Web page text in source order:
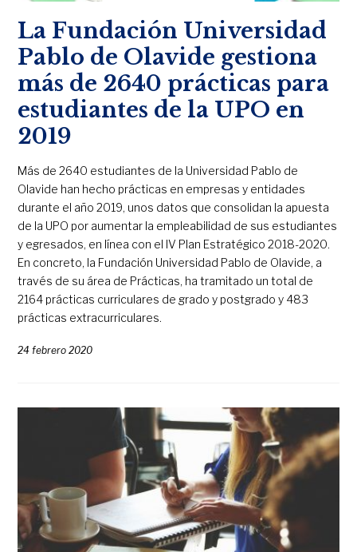
La Fundación Universidad
Pablo de Olavide gestiona
más de 2640 prácticas para
estudiantes de la UPO en
2019
Más de 2640 estudiantes de la Universidad Pablo de
Olavide han hecho prácticas en empresas y entidades
durante el año 2019, unos datos que consolidan la apuesta
de la UPO por aumentar la empleabilidad de sus estudiantes
y egresados, en línea con el IV Plan Estratégico 2018-2020.
En concreto, la Fundación Universidad Pablo de Olavide, a
través de su área de Prácticas, ha tramitado un total de
2164 prácticas curriculares de grado y postgrado y 483
prácticas extracurriculares.
24 febrero 2020